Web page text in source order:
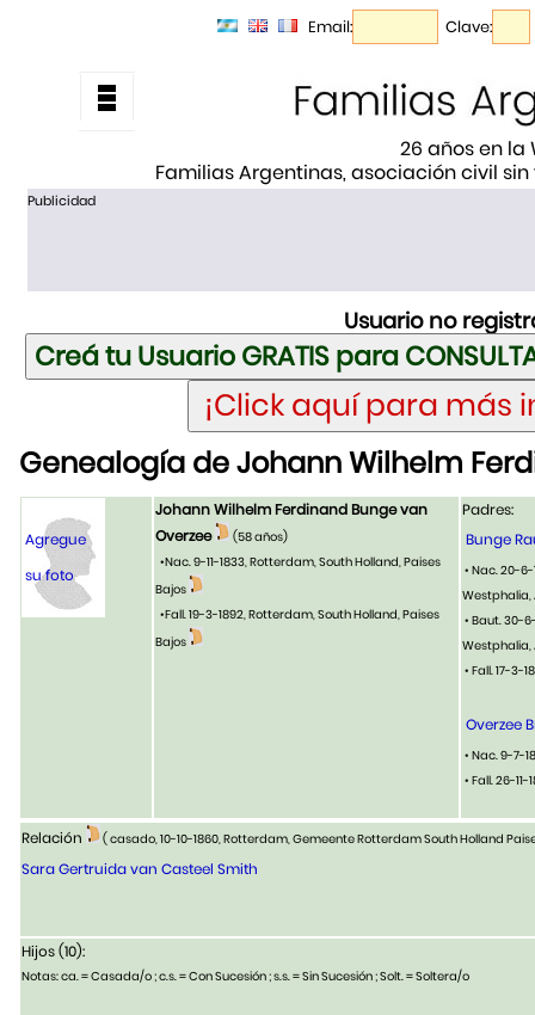
Email: Clave:
26 años en la
Familias Argentinas, asociación civil
Publicidad
Usuario no
Genealogía de Johann Wilhelm
Agregue
su foto
Johann Wilhelm Ferdinand Bunge van
Overzee
(58 años)
•Nac. 9-11-1833, Rotterdam, South Holland, Paises
Bajos
•Fall. 19-3-1892, Rotterdam, South Holland, Paises
Bajos
Padres:
Bunge
• Nac. 20-
• Baut. 30-
• Fall. 17-3-
Overzee
• Nac. 9-7-
• Fall. 26-11-
Relación ( casado, 10-10-1860, Rotterdam, Gemeente Rotterdam South Holland
Sara Gertruida van Casteel Smith
Hijos (10):
Notas: ca. = Casada/o ; c.s. = Con Sucesión ; s.s. = Sin Sucesión ; Solt. = Soltera/o